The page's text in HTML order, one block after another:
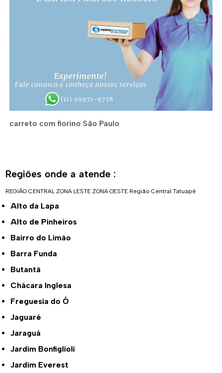
carreto com fiorino São Paulo
Regiões onde a atende :
REGIÃO CENTRAL ZONA LESTE ZONA OESTE Região Central Tatuapé
Alto da Lapa
Alto de Pinheiros
Bairro do Limão
Barra Funda
Butantã
Chácara Inglesa
Freguesia do Ó
Jaguaré
Jaraguá
Jardim Bonfiglioli
Jardim Everest